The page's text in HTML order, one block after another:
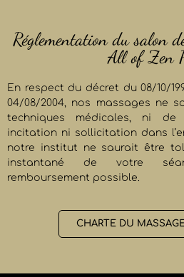
Réglementation du salon
All of Zen
En respect du décret du 08/10/
04/08/2004, nos massages ne
techniques médicales, ni de
incitation ni sollicitation dans
notre institut ne saurait être
instantané de votre
remboursement possible.
CHARTE DU